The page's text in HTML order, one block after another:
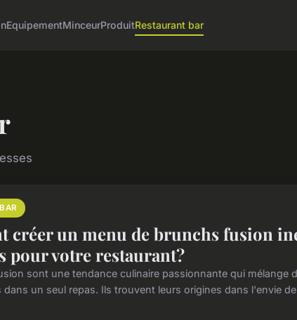
EquipementMinceurProduitRestaurant bar
créer un menu de brunchs fusion
pour votre restaurant?
sont une tendance culinaire passionnante qui mélange
dans un seul repas. Ils trouvent leurs origines dans l'envie